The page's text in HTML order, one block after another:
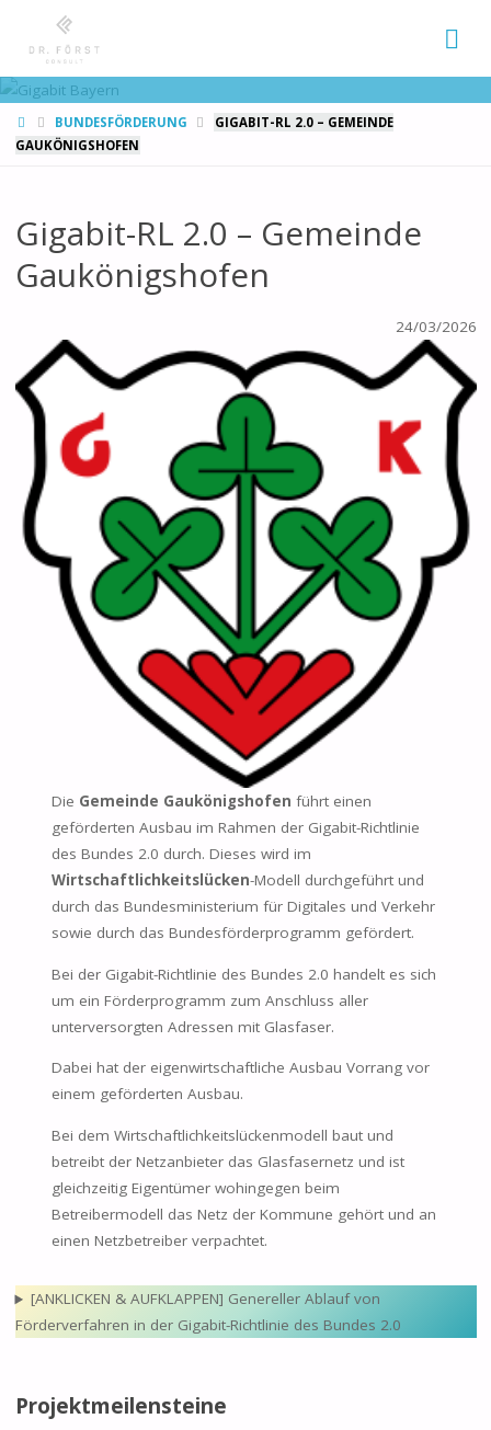
STARTBUNDESFÖRDERUNG
GIGABIT-RL 2.0 – GEMEINDE
GAUKÖNIGSHOFEN
Gigabit-RL 2.0 – Gemeinde
Gaukönigshofen
24/03/2026
Die Gemeinde Gaukönigshofenführt einen
geförderten Ausbau im Rahmen der Gigabit-Richtlinie
des Bundes 2.0 durch. Dieses wird im
Wirtschaftlichkeitslücken-Modell durchgeführt und
durch das Bundesministerium für Digitales und Verkehr
sowie durch das Bundesförderprogramm gefördert.
Bei der Gigabit-Richtlinie des Bundes 2.0 handelt es sich
um ein Förderprogramm zum Anschluss aller
unterversorgten Adressen mit Glasfaser.
Dabei hat der eigenwirtschaftliche Ausbau Vorrang vor
einem geförderten Ausbau.
Bei dem Wirtschaftlichkeitslückenmodell baut und
betreibt der Netzanbieter das Glasfasernetz und ist
gleichzeitig Eigentümer wohingegen beim
Betreibermodell das Netz der Kommune gehört und an
einen Netzbetreiber verpachtet.
[ANKLICKEN & AUFKLAPPEN] Genereller Ablauf von
Förderverfahren in der Gigabit-Richtlinie des Bundes 2.0
Projektmeilensteine